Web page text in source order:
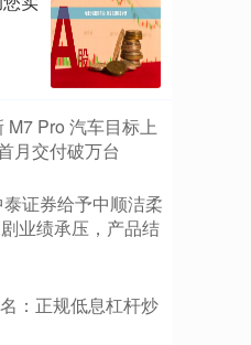
M7 Pro 汽车目标上
月交付破万台
证券给予中顺洁柔
业绩承压，产品结
：正规低息杠杆炒